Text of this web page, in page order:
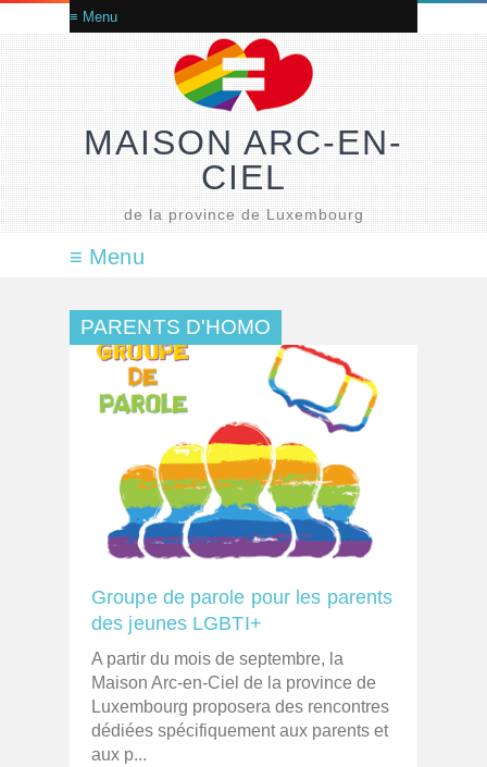
MAISON ARC-EN-
CIEL
de la province de Luxembourg
PARENTS D'HOMO
Groupe de parole pour les parents
des jeunes LGBTI+
A partir du mois de septembre, la
Maison Arc-en-Ciel de la province de
Luxembourg proposera des rencontres
dédiées spécifiquement aux parents et
aux p...